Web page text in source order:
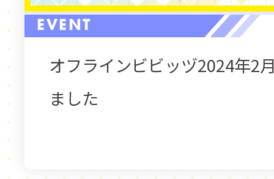
EVENT
オフラインビビッヅ2024年2
ました